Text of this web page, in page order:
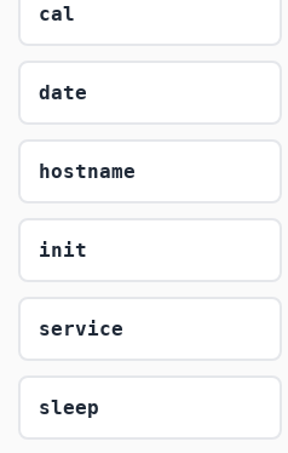
cal
date
hostname
init
service
sleep